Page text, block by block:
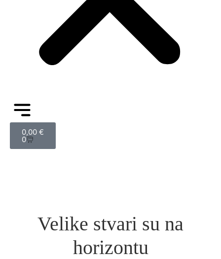
0,00 €
0
Velike stvari su na
horizontu